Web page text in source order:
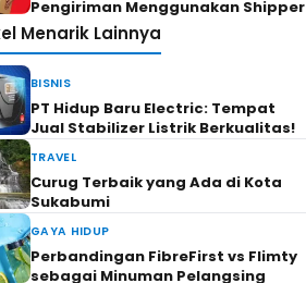
Pengiriman Menggunakan Shipper
Menarik Lainnya
BISNIS
PT Hidup Baru Electric: Tempat
Jual Stabilizer Listrik Berkualitas!
TRAVEL
Curug Terbaik yang Ada di Kota
Sukabumi
GAYA HIDUP
Perbandingan FibreFirst vs Flimty
sebagai Minuman Pelangsing